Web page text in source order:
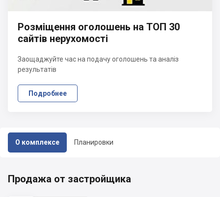
О комплексе Планировки
Розміщення оголошень на ТОП 30
сайтів нерухомості
Заощаджуйте час на подачу оголошень та аналіз
результатів
Подробнее
Продажа от застройщика